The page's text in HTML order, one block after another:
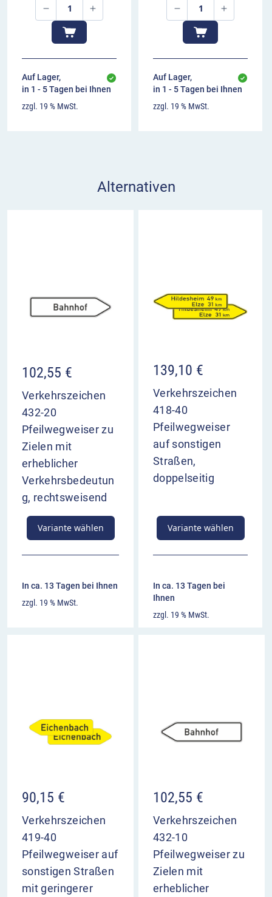
Auf Lager,
in 1 - 5 Tagen bei Ihnen
zzgl. 19 % MwSt.
Auf Lager,
in 1 - 5 Tagen bei Ihnen
zzgl. 19 % MwSt.
Alternativen
102,55 €
Verkehrszeichen
432-20
Pfeilwegweiser zu
Zielen mit
erheblicher
Verkehrsbedeutun
g, rechtsweisend
Variante wählen
In ca. 13 Tagen bei Ihnen
zzgl. 19 % MwSt.
139,10 €
Verkehrszeichen
418-40
Pfeilwegweiser
auf sonstigen
Straßen,
doppelseitig
Variante wählen
In ca. 13 Tagen bei
Ihnen
zzgl. 19 % MwSt.
90,15 €
Verkehrszeichen
419-40
Pfeilwegweiser auf
sonstigen Straßen
mit geringerer
102,55 €
Verkehrszeichen
432-10
Pfeilwegweiser zu
Zielen mit
erheblicher